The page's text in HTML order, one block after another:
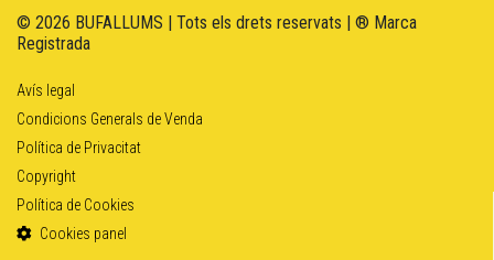
© 2026 BUFALLUMS | Tots els drets reservats | ® Marca
Registrada
Avís legal
Condicions Generals de Venda
Política de Privacitat
Copyright
Política de Cookies
Cookies panel